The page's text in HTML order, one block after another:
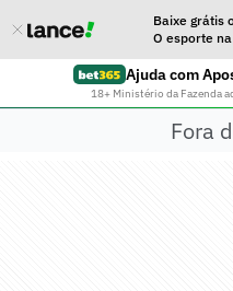
Baixe grátis
O esporte
Ajuda com
18+ Ministério da Fazenda
Fora